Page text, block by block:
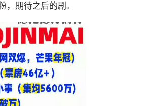
，期待之后的剧。